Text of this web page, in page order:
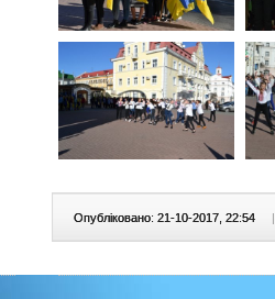
Опубліковано: 21-10-2017, 22:54 |